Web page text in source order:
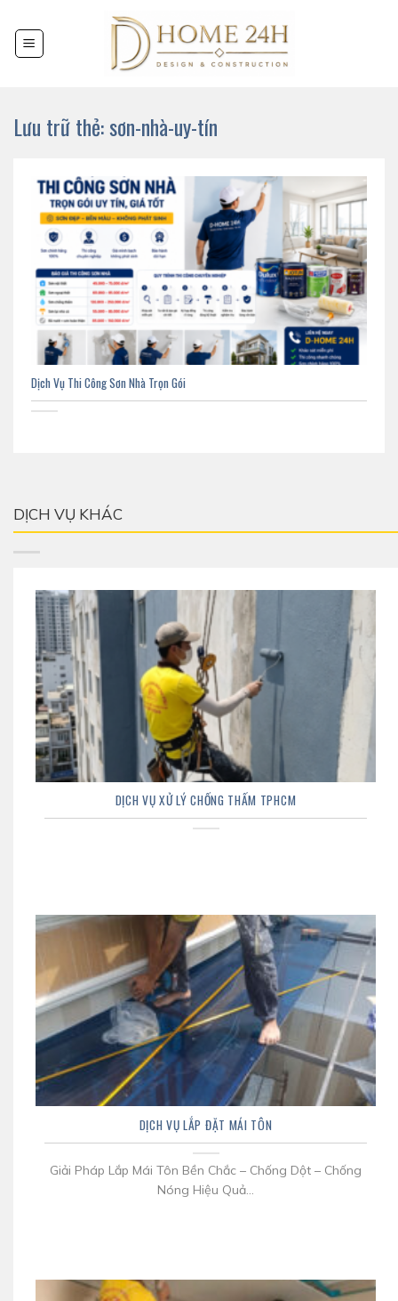
đến
nội
Lưu trữ thẻ:sơn-nhà-uy-tín
Dịch Vụ Thi Công Sơn Nhà Trọn Gói
DỊCH VỤ KHÁC
DỊCH VỤ XỬ LÝ CHỐNG THẤM TPHCM
DỊCH VỤ LẮP ĐẶT MÁI TÔN
Giải Pháp Lắp Mái Tôn Bền Chắc – Chống Dột – Chống
Nóng Hiệu Quả...